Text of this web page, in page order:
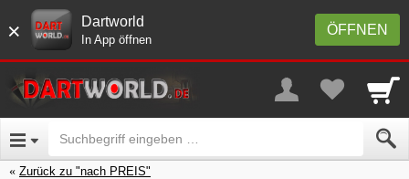
× ÖFFNEN
Dartworld
In App öffnen
Zurück zu "nach PREIS"